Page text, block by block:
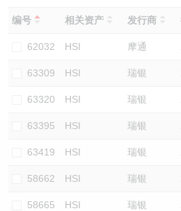
编号 相关资产 发行商
62032 HSI 摩通
63309 HSI 瑞银
63320 HSI 瑞银
63395 HSI 瑞银
63419 HSI 瑞银
58662 HSI 瑞银
58665 HSI 瑞银
认股证速算机
认股证/牛熊证日志
认股证文件及公告
已收回牛熊证剩余价值
牛熊证到期结算价查找
牛熊证分析仪
牛熊证文件及公告
三十大平均引伸波幅
相关资产沽空
中资ETFs溢价比较
AH 股价对照
ADR
认股证牛熊证常问问题